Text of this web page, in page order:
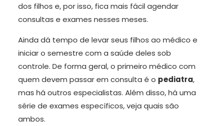
dos filhos e, por isso, fica mais fácil agendar
consultas e exames nesses meses.
Ainda dá tempo de levar seus filhos ao médico e
iniciar o semestre com a saúde deles sob
controle. De forma geral, o primeiro médico com
quem devem passar em consulta é o pediatra,
mas há outros especialistas. Além disso, há uma
série de exames específicos, veja quais são
ambos.